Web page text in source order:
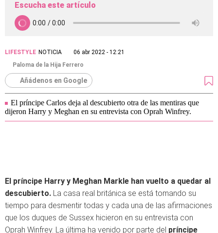
Escucha este artículo
LIFESTYLE NOTICIA
06 abr 2022 - 12:21
Paloma de la Hija Ferrero
Añádenos en Google
El príncipe Carlos deja al descubierto otra de las mentiras que
dijeron Harry y Meghan en su entrevista con Oprah Winfrey.
El príncipe Harry y Meghan Markle han vuelto a quedar al
descubierto. La casa real británica se está tomando su
tiempo para desmentir todas y cada una de las afirmaciones
que los duques de Sussex hicieron en su entrevista con
Oprah Winfrey. La última ha venido por parte del príncipe